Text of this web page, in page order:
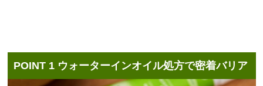
POINT 1ウォーターインオイル処方で密着バリア